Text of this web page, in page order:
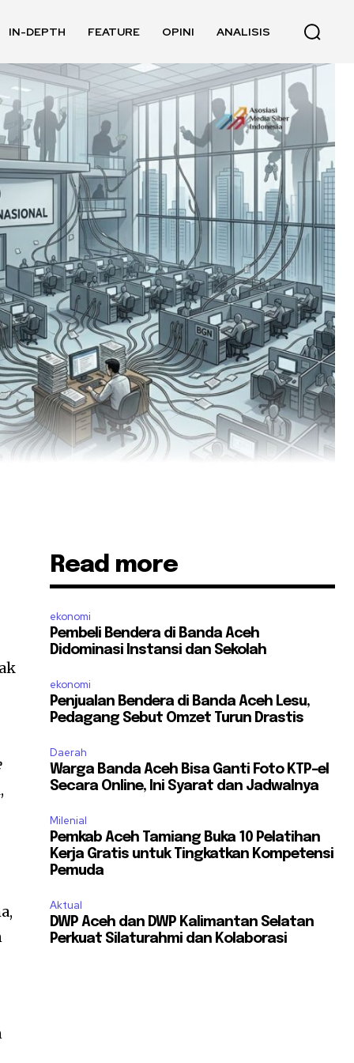
IN-DEPTH FEATURE OPINI ANALISIS
Read more
ekonomi
Pembeli Bendera di Banda Aceh
Didominasi Instansi dan Sekolah
ekonomi
Penjualan Bendera di Banda Aceh Lesu,
Pedagang Sebut Omzet Turun Drastis
Daerah
Warga Banda Aceh Bisa Ganti Foto KTP-el
Secara Online, Ini Syarat dan Jadwalnya
Milenial
Pemkab Aceh Tamiang Buka 10 Pelatihan
Kerja Gratis untuk Tingkatkan Kompetensi
Pemuda
Aktual
DWP Aceh dan DWP Kalimantan Selatan
Perkuat Silaturahmi dan Kolaborasi